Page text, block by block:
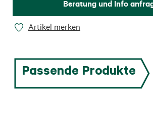
Beratung und Info
Artikel merken
Passende Produkte